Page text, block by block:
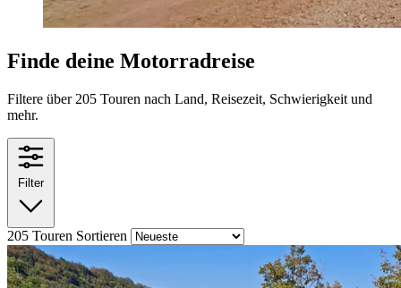
Finde deine Motorradreise
Filtere über 205 Touren nach Land, Reisezeit, Schwierigkeit und
mehr.
Filter
205 Touren Sortieren